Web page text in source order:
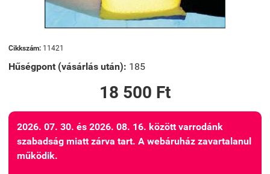
Cikkszám: 11421
Hűségpont (vásárlás után): 185
18 500 Ft
2026. 07. 30. és 2026. 08. 16. között varrodánk
szabadság miatt zárva tart. A webáruház zavartalanul
működik.